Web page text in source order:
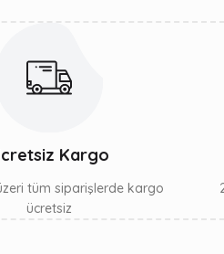
Kargo
tüm siparişlerde kargo
ücretsiz